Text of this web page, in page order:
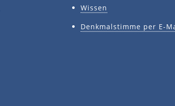
Wissen
Denkmalstimme per E-